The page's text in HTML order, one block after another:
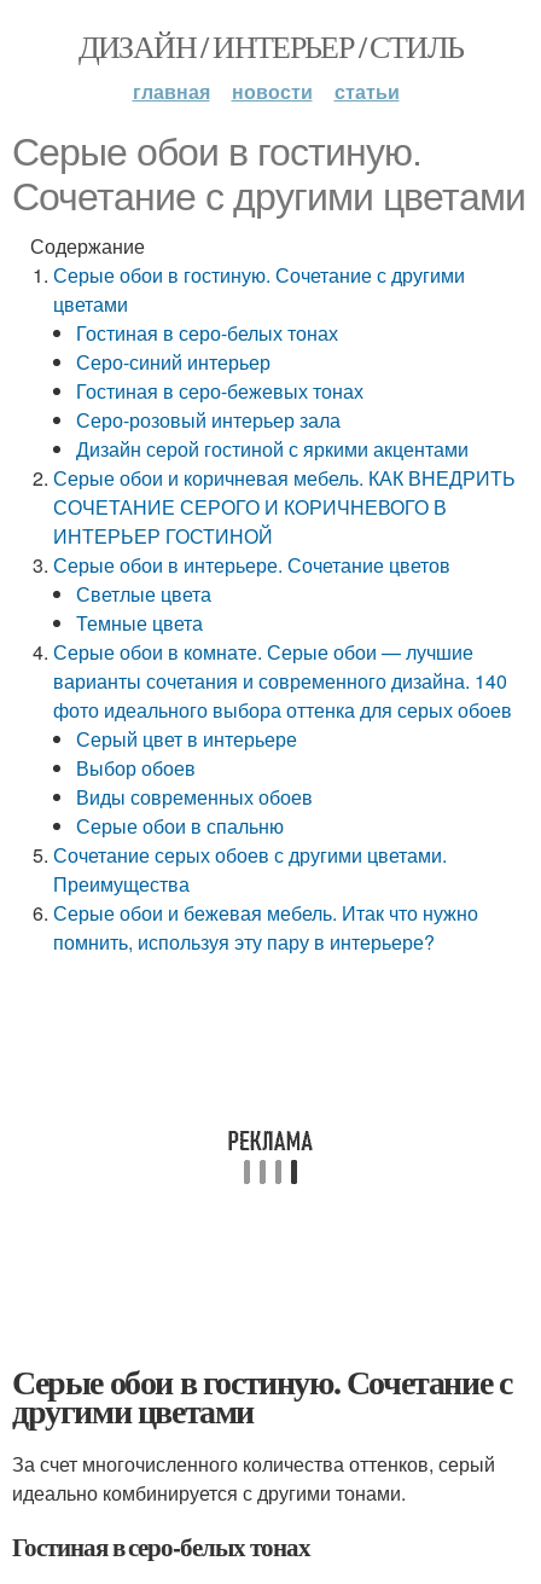
ДИЗАЙН / ИНТЕРЬЕР / СТИЛЬ
главная новости статьи
Серые обои в гостиную.
Сочетание с другими цветами
Содержание
Серые обои в гостиную. Сочетание с другими
цветами
Гостиная в серо-белых тонах
Серо-синий интерьер
Гостиная в серо-бежевых тонах
Серо-розовый интерьер зала
Дизайн серой гостиной с яркими акцентами
Серые обои и коричневая мебель. КАК ВНЕДРИТЬ
СОЧЕТАНИЕ СЕРОГО И КОРИЧНЕВОГО В
ИНТЕРЬЕР ГОСТИНОЙ
Серые обои в интерьере. Сочетание цветов
Светлые цвета
Темные цвета
Серые обои в комнате. Серые обои — лучшие
варианты сочетания и современного дизайна. 140
фото идеального выбора оттенка для серых обоев
Серый цвет в интерьере
Выбор обоев
Виды современных обоев
Серые обои в спальню
Сочетание серых обоев с другими цветами.
Преимущества
Серые обои и бежевая мебель. Итак что нужно
помнить, используя эту пару в интерьере?
Серые обои в гостиную. Сочетание с
другими цветами
За счет многочисленного количества оттенков, серый
идеально комбинируется с другими тонами.
Гостиная в серо-белых тонах